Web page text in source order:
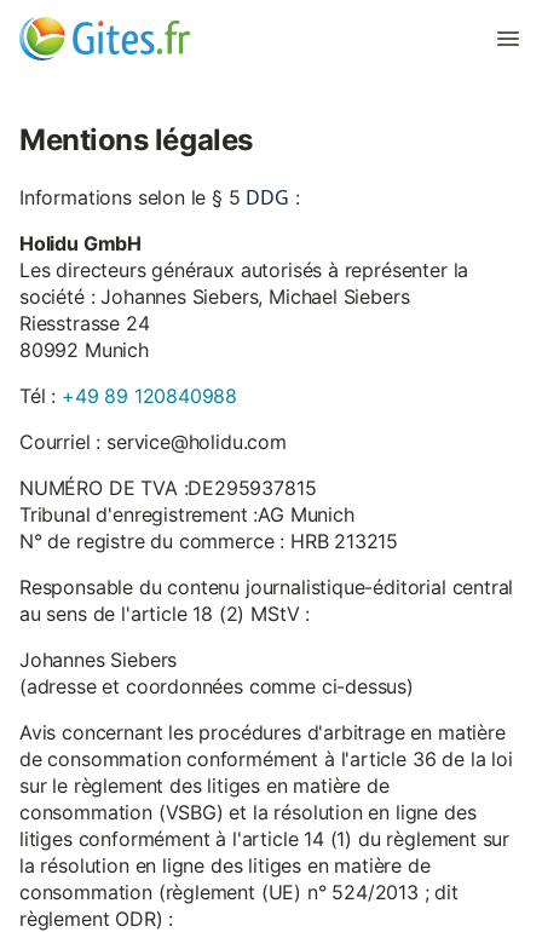
Mentions légales
Informations selon le § 5 DDG :
Holidu GmbH
Les directeurs généraux autorisés à représenter la
société : Johannes Siebers, Michael Siebers
Riesstrasse 24
80992 Munich
Tél : +49 89 120840988
Courriel : service@holidu.com
NUMÉRO DE TVA :DE295937815
Tribunal d'enregistrement :AG Munich
N° de registre du commerce : HRB 213215
Responsable du contenu journalistique-éditorial central
au sens de l'article 18 (2) MStV :
Johannes Siebers
(adresse et coordonnées comme ci-dessus)
Avis concernant les procédures d'arbitrage en matière
de consommation conformément à l'article 36 de la loi
sur le règlement des litiges en matière de
consommation (VSBG) et la résolution en ligne des
litiges conformément à l'article 14 (1) du règlement sur
la résolution en ligne des litiges en matière de
consommation (règlement (UE) n° 524/2013 ; dit
règlement ODR) :